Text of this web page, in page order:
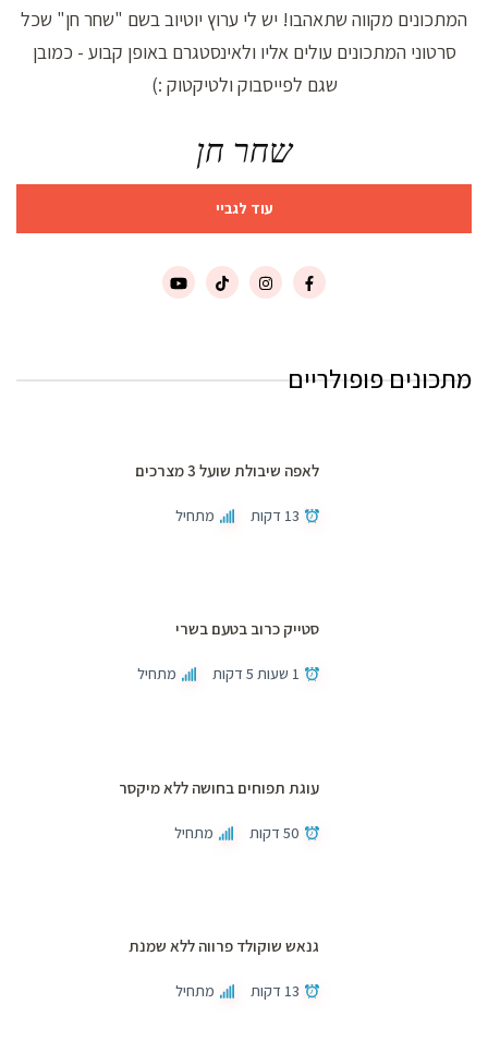
המתכונים מקווה שתאהבו! יש לי ערוץ יוטיוב בשם "שחר חן" שכל
סרטוני המתכונים עולים אליו ולאינסטגרם באופן קבוע - כמובן
שגם לפייסבוק ולטיקטוק :)
שחר חן
עוד לגביי
מתכונים פופולריים
לאפה שיבולת שועל 3 מצרכים
13 דקות מתחיל
סטייק כרוב בטעם בשרי
1 שעות 5 דקות מתחיל
עוגת תפוחים בחושה ללא מיקסר
50 דקות מתחיל
גנאש שוקולד פרווה ללא שמנת
13 דקות מתחיל